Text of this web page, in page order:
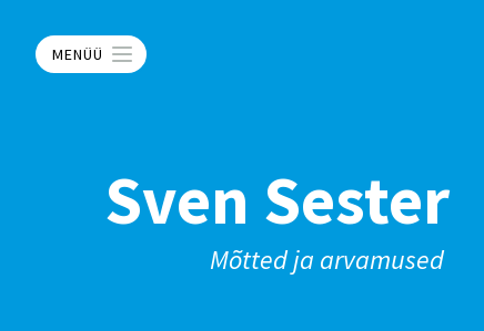
MENÜÜ
Sven Sester
Mõtted ja arvamused